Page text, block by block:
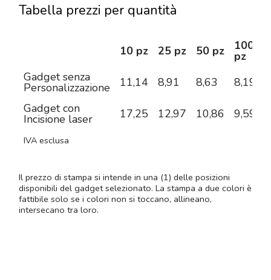
Tabella prezzi per quantità
10 pz 25 pz 50 pz 100
pz
Gadget senza
Personalizzazione 11,14 8,91 8,63 8,19
Gadget con
Incisione laser 17,25 12,97 10,86 9,59
IVA esclusa
Il prezzo di stampa si intende in una (1) delle posizioni
disponibili del gadget selezionato. La stampa a due colori è
fattibile solo se i colori non si toccano, allineano,
intersecano tra loro.